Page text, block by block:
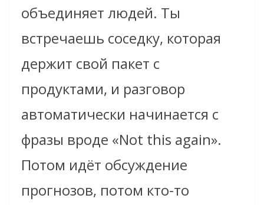
объединяет людей. Ты
встречаешь соседку, которая
держит свой пакет с
продуктами, и разговор
автоматически начинается с
фразы вроде «Not this again».
Потом идёт обсуждение
прогнозов, потом кто-то